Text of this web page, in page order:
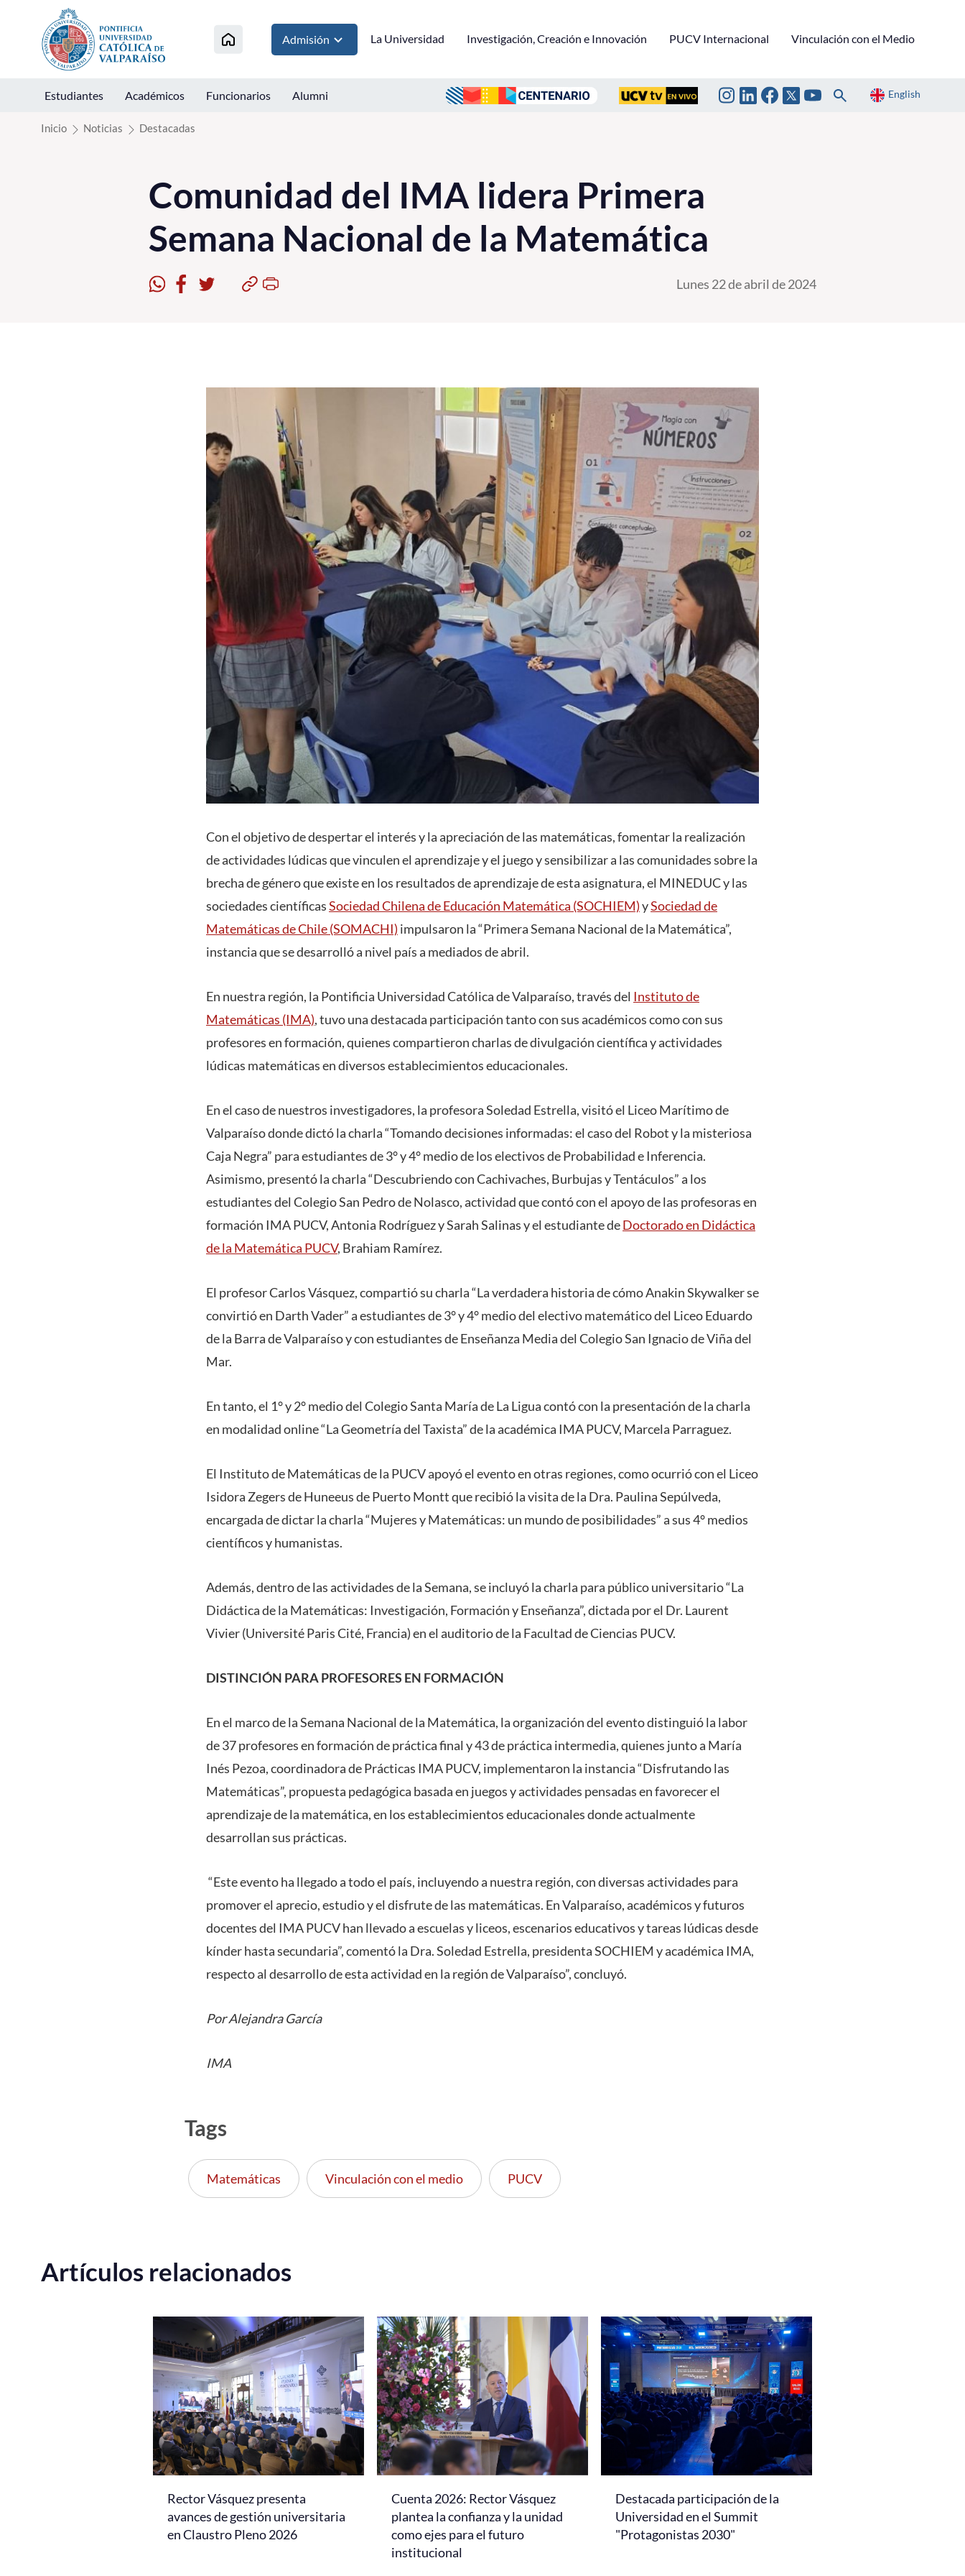
Click acá para ir directamente al contenido
Admisión La Universidad Investigación, Creación e Innovación PUCV Internacional Vinculación con el Medio
Estudiantes Académicos Funcionarios Alumni English
Inicio Noticias Destacadas
Comunidad del IMA lidera Primera
Semana Nacional de la Matemática
Lunes 22 de abril de 2024
Con el objetivo de despertar el interés y la apreciación de las matemáticas, fomentar la realización
de actividades lúdicas que vinculen el aprendizaje y el juego y sensibilizar a las comunidades sobre la
brecha de género que existe en los resultados de aprendizaje de esta asignatura, el MINEDUC y las
sociedades científicasSociedad Chilena de Educación Matemática (SOCHIEM)ySociedad de
Matemáticas de Chile (SOMACHI) impulsaron la “Primera Semana Nacional de la Matemática”,
instancia que se desarrolló a nivel país a mediados de abril.
En nuestra región, la Pontificia Universidad Católica de Valparaíso, través del Instituto de
Matemáticas (IMA), tuvo una destacada participación tanto con sus académicos como con sus
profesores en formación, quienes compartieron charlas de divulgación científica y actividades
lúdicas matemáticas en diversos establecimientos educacionales.
En el caso de nuestros investigadores, la profesora Soledad Estrella, visitó el Liceo Marítimo de
Valparaíso donde dictó la charla “Tomando decisiones informadas: el caso del Robot y la misteriosa
Caja Negra” para estudiantes de 3° y 4° medio de los electivos de Probabilidad e Inferencia.
Asimismo, presentó la charla “Descubriendo con Cachivaches, Burbujas y Tentáculos” a los
estudiantes del Colegio San Pedro de Nolasco, actividad que contó con el apoyo de las profesoras en
formación IMA PUCV, Antonia Rodríguez y Sarah Salinas y el estudiante deDoctorado en Didáctica
de la Matemática PUCV, Brahiam Ramírez.
El profesor Carlos Vásquez, compartió su charla “La verdadera historia de cómo Anakin Skywalker se
convirtió en Darth Vader” a estudiantes de 3° y 4° medio del electivo matemático del Liceo Eduardo
de la Barra de Valparaíso y con estudiantes de Enseñanza Media del Colegio San Ignacio de Viña del
Mar.
En tanto, el 1° y 2° medio del Colegio Santa María de La Ligua contó con la presentación de la charla
en modalidad online “La Geometría del Taxista” de la académica IMA PUCV, Marcela Parraguez.
El Instituto de Matemáticas de la PUCV apoyó el evento en otras regiones, como ocurrió con el Liceo
Isidora Zegers de Huneeus de Puerto Montt que recibió la visita de la Dra. Paulina Sepúlveda,
encargada de dictar la charla “Mujeres y Matemáticas: un mundo de posibilidades” a sus 4° medios
científicos y humanistas.
Además, dentro de las actividades de la Semana, se incluyó la charla para público universitario “La
Didáctica de la Matemáticas: Investigación, Formación y Enseñanza”, dictada por el Dr. Laurent
Vivier (Université Paris Cité, Francia) en el auditorio de la Facultad de Ciencias PUCV.
DISTINCIÓN PARA PROFESORES EN FORMACIÓN
En el marco de la Semana Nacional de la Matemática, la organización del evento distinguió la labor
de 37 profesores en formación de práctica final y 43 de práctica intermedia, quienes junto a María
Inés Pezoa, coordinadora de Prácticas IMA PUCV, implementaron la instancia “Disfrutando las
Matemáticas”, propuesta pedagógica basada en juegos y actividades pensadas en favorecer el
aprendizaje de la matemática, en los establecimientos educacionales donde actualmente
desarrollan sus prácticas.
“Este evento ha llegado a todo el país, incluyendo a nuestra región, con diversas actividades para
promover el aprecio, estudio y el disfrute de las matemáticas. En Valparaíso, académicos y futuros
docentes del IMA PUCV han llevado a escuelas y liceos, escenarios educativos y tareas lúdicas desde
kínder hasta secundaria”, comentó la Dra. Soledad Estrella, presidenta SOCHIEM y académica IMA,
respecto al desarrollo de esta actividad en la región de Valparaíso”, concluyó.
Por Alejandra García
IMA
Tags
Matemáticas Vinculación con el medio PUCV
Artículos relacionados
Rector Vásquez presenta
avances de gestión universitaria
en Claustro Pleno 2026
Cuenta 2026: Rector Vásquez
plantea la confianza y la unidad
como ejes para el futuro
institucional
Destacada participación de la
Universidad en el Summit
"Protagonistas 2030"